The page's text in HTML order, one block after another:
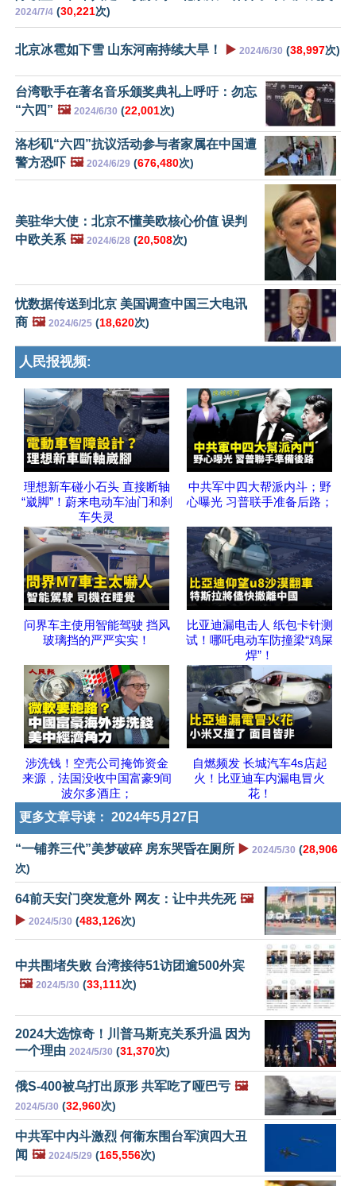
2024/7/4 (30,221次)
北京冰雹如下雪 山东河南持续大旱！ ▶️ 2024/6/30 (38,997次)
台湾歌手在著名音乐颁奖典礼上呼吁：勿忘
“六四” 🖼️ 2024/6/30 (22,001次)
洛杉矶“六四”抗议活动参与者家属在中国遭
警方恐吓 🖼️ 2024/6/29 (676,480次)
美驻华大使：北京不懂美欧核心价值 误判
中欧关系 🖼️ 2024/6/28 (20,508次)
忧数据传送到北京 美国调查中国三大电讯
商 🖼️ 2024/6/25 (18,620次)
人民报视频:
理想新车碰小石头 直接断轴
“崴脚”！蔚来电动车油门和刹
车失灵
中共军中四大帮派内斗；野
心曝光 习普联手准备后路；
问界车主使用智能驾驶 挡风
玻璃挡的严严实实！
比亚迪漏电击人 纸包卡针测
试！哪吒电动车防撞梁“鸡屎
焊”！
涉洗钱！空壳公司掩饰资金
来源，法国没收中国富豪9间
波尔多酒庄；
自燃频发 长城汽车4s店起
火！比亚迪车内漏电冒火
花！
更多文章导读： 2024年5月27日
“一铺养三代”美梦破碎 房东哭昏在厕所 ▶️ 2024/5/30 (28,906
次)
64前天安门突发意外 网友：让中共先死 🖼️
▶️ 2024/5/30 (483,126次)
中共围堵失败 台湾接待51访团逾500外宾
🖼️ 2024/5/30 (33,111次)
2024大选惊奇！川普马斯克关系升温 因为
一个理由 2024/5/30 (31,370次)
俄S-400被乌打出原形 共军吃了哑巴亏 🖼️
2024/5/30 (32,960次)
中共军中内斗激烈 何衞东围台军演四大丑
闻 🖼️ 2024/5/29 (165,556次)